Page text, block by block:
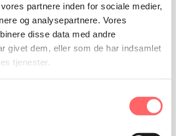
partnere inden for sociale medier,
og analysepartnere. Vores
disse data med andre
givet dem, eller som de har indsamlet
tjenester.
Få overblik over vores